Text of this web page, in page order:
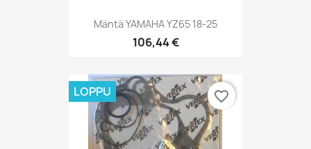
Mäntä YAMAHA YZ65 18-25
106,44 €
LOPPU favorite_border